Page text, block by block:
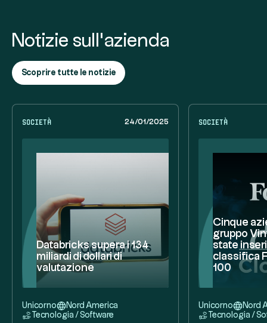
Notizie sull'azienda
Scoprire tutte le notizie
Società 24/01/2025
Databricks supera i 134
miliardi di dollari di
valutazione
Unicorno
Nord America
Tecnologia / Software
Società
Cinque
gruppo
state
classifica
100
Unicorno
Nord
Tecnologia /